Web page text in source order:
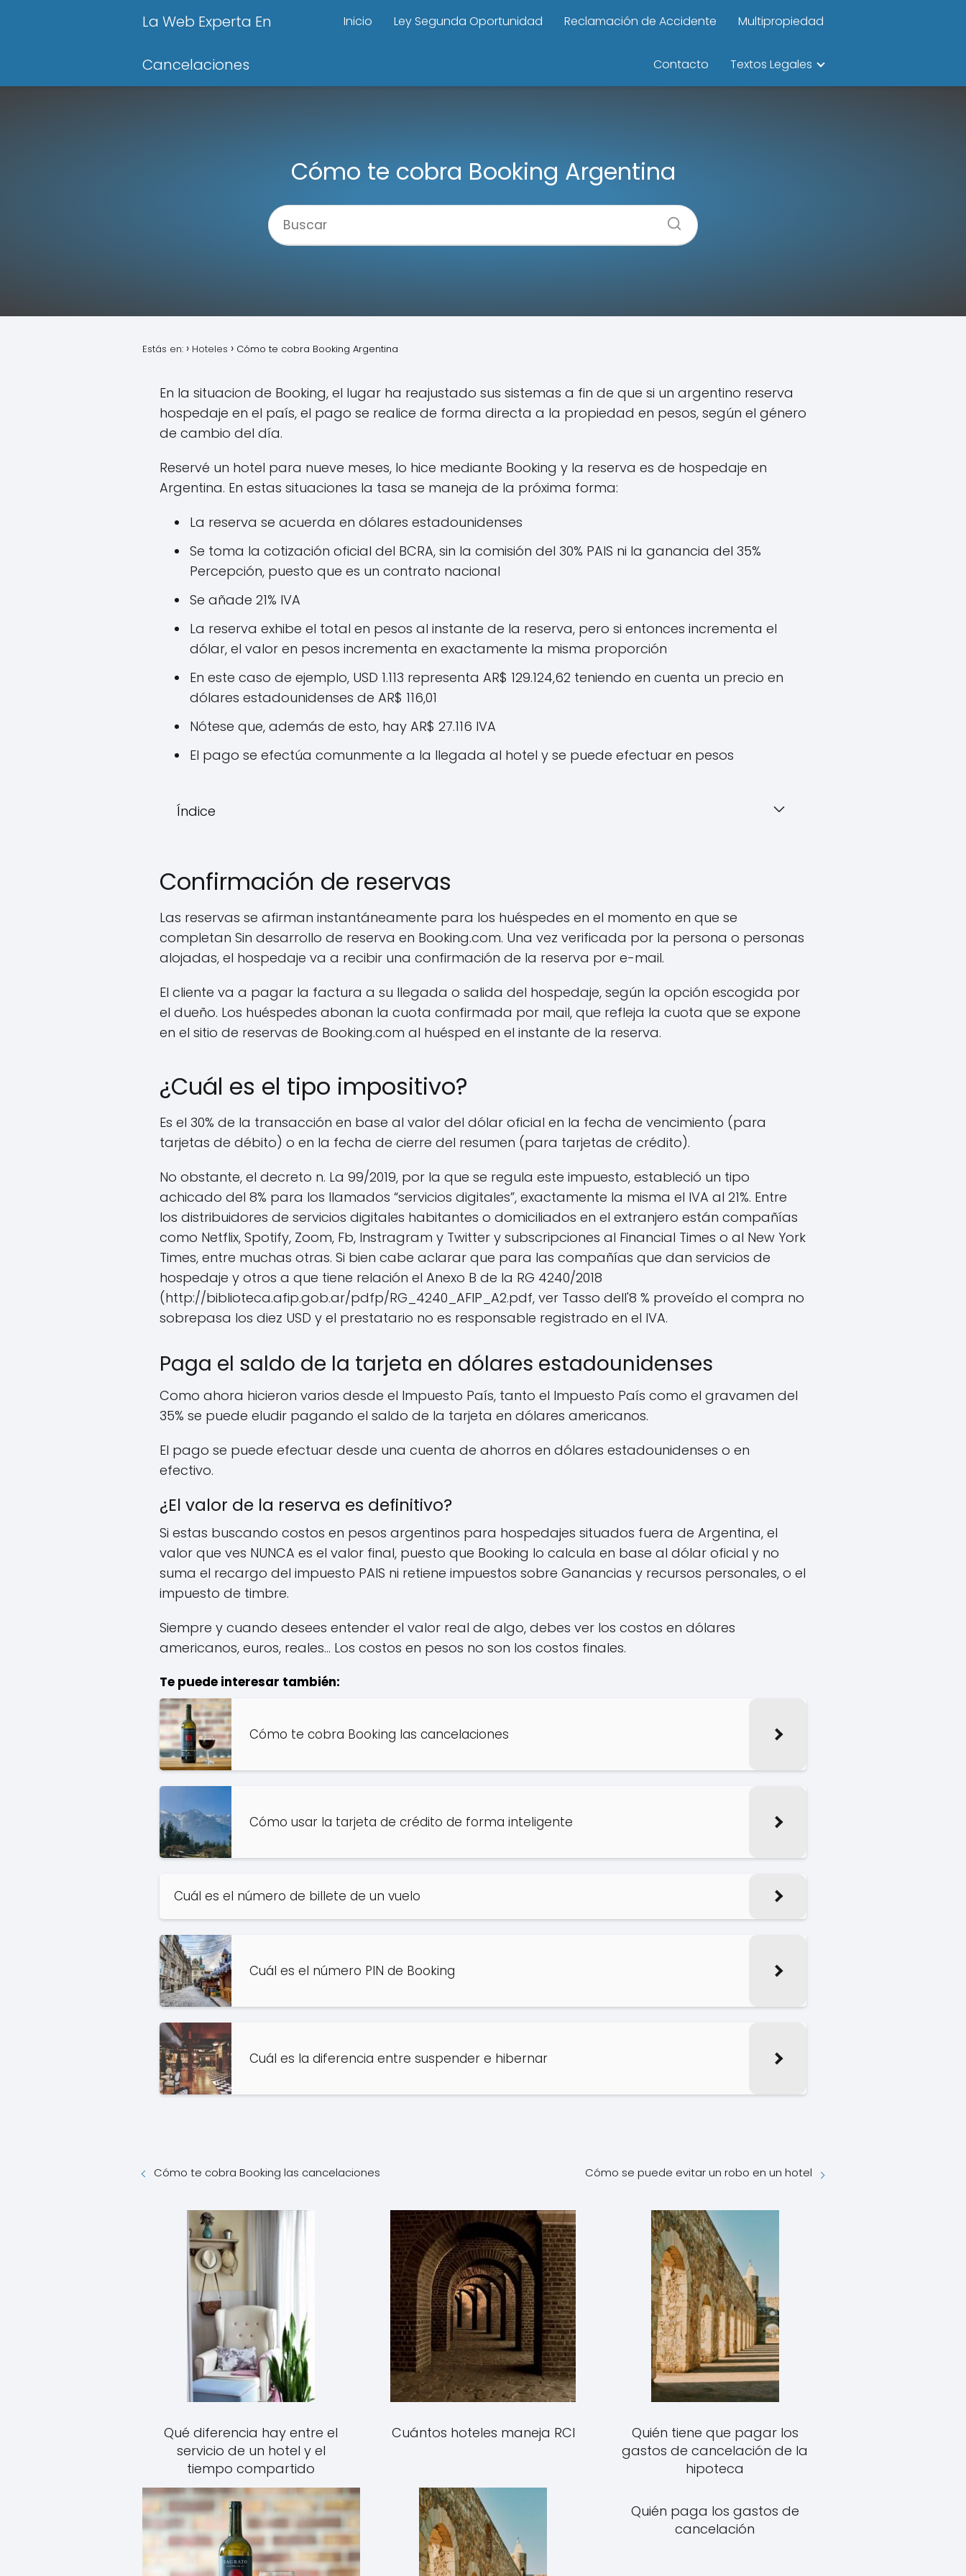
La Web Experta En
Cancelaciones
Inicio Ley Segunda Oportunidad Reclamación de Accidente Multipropiedad
Contacto Textos Legales
Cómo te cobra Booking Argentina
Estás en: Hoteles Cómo te cobra Booking Argentina
En la situacion de Booking, el lugar ha reajustado sus sistemas a fin de que si un argentino reserva
hospedaje en el país, el pago se realice de forma directa a la propiedad en pesos, según el género
de cambio del día.
Reservé un hotel para nueve meses, lo hice mediante Booking y la reserva es de hospedaje en
Argentina. En estas situaciones la tasa se maneja de la próxima forma:
La reserva se acuerda en dólares estadounidenses
Se toma la cotización oficial del BCRA, sin la comisión del 30% PAIS ni la ganancia del 35%
Percepción, puesto que es un contrato nacional
Se añade 21% IVA
La reserva exhibe el total en pesos al instante de la reserva, pero si entonces incrementa el
dólar, el valor en pesos incrementa en exactamente la misma proporción
En este caso de ejemplo, USD 1.113 representa AR$ 129.124,62 teniendo en cuenta un precio en
dólares estadounidenses de AR$ 116,01
Nótese que, además de esto, hay AR$ 27.116 IVA
El pago se efectúa comunmente a la llegada al hotel y se puede efectuar en pesos
Índice
Confirmación de reservas
Las reservas se afirman instantáneamente para los huéspedes en el momento en que se
completan Sin desarrollo de reserva en Booking.com. Una vez verificada por la persona o personas
alojadas, el hospedaje va a recibir una confirmación de la reserva por e-mail.
El cliente va a pagar la factura a su llegada o salida del hospedaje, según la opción escogida por
el dueño. Los huéspedes abonan la cuota confirmada por mail, que refleja la cuota que se expone
en el sitio de reservas de Booking.com al huésped en el instante de la reserva.
¿Cuál es el tipo impositivo?
Es el 30% de la transacción en base al valor del dólar oficial en la fecha de vencimiento (para
tarjetas de débito) o en la fecha de cierre del resumen (para tarjetas de crédito).
No obstante, el decreto n. La 99/2019, por la que se regula este impuesto, estableció un tipo
achicado del 8% para los llamados “servicios digitales”, exactamente la misma el IVA al 21%. Entre
los distribuidores de servicios digitales habitantes o domiciliados en el extranjero están compañías
como Netflix, Spotify, Zoom, Fb, Instragram y Twitter y subscripciones al Financial Times o al New York
Times, entre muchas otras. Si bien cabe aclarar que para las compañías que dan servicios de
hospedaje y otros a que tiene relación el Anexo B de la RG 4240/2018
(http://biblioteca.afip.gob.ar/pdfp/RG_4240_AFIP_A2.pdf, ver Tasso dell'8 % proveído el compra no
sobrepasa los diez USD y el prestatario no es responsable registrado en el IVA.
Paga el saldo de la tarjeta en dólares estadounidenses
Como ahora hicieron varios desde el Impuesto País, tanto el Impuesto País como el gravamen del
35% se puede eludir pagando el saldo de la tarjeta en dólares americanos.
El pago se puede efectuar desde una cuenta de ahorros en dólares estadounidenses o en
efectivo.
¿El valor de la reserva es definitivo?
Si estas buscando costos en pesos argentinos para hospedajes situados fuera de Argentina, el
valor que ves NUNCA es el valor final, puesto que Booking lo calcula en base al dólar oficial y no
suma el recargo del impuesto PAIS ni retiene impuestos sobre Ganancias y recursos personales, o el
impuesto de timbre.
Siempre y cuando desees entender el valor real de algo, debes ver los costos en dólares
americanos, euros, reales... Los costos en pesos no son los costos finales.
Te puede interesar también:
Cómo te cobra Booking las cancelaciones
Cómo usar la tarjeta de crédito de forma inteligente
Cuál es el número de billete de un vuelo
Cuál es el número PIN de Booking
Cuál es la diferencia entre suspender e hibernar
Cómo te cobra Booking las cancelaciones Cómo se puede evitar un robo en un hotel
Qué diferencia hay entre el
servicio de un hotel y el
tiempo compartido
Cuántos hoteles maneja RCI
Quién tiene que pagar los
gastos de cancelación de la
hipoteca
Quién paga los gastos de
cancelación